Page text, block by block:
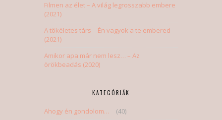
Filmen az élet – A világ legrosszabb embere
(2021)
A tökéletes társ – Én vagyok a te embered
(2021)
Amikor apa már nem lesz… – Az
örökbeadás (2020)
KATEGÓRIÁK
Ahogy én gondolom…
(40)